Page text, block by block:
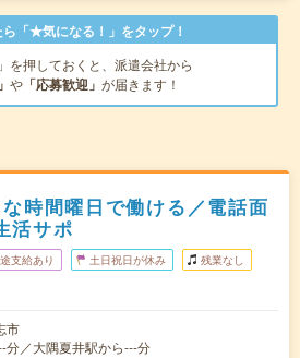
「★気になる！」をタップ！
を押しておくと、派遣会社から
や 「応募歓迎」 が届きます！
時間曜日で働ける／電話面
活サポ
支給あり 土日祝日が休み 残業なし
市
分／大隅夏井駅から---分